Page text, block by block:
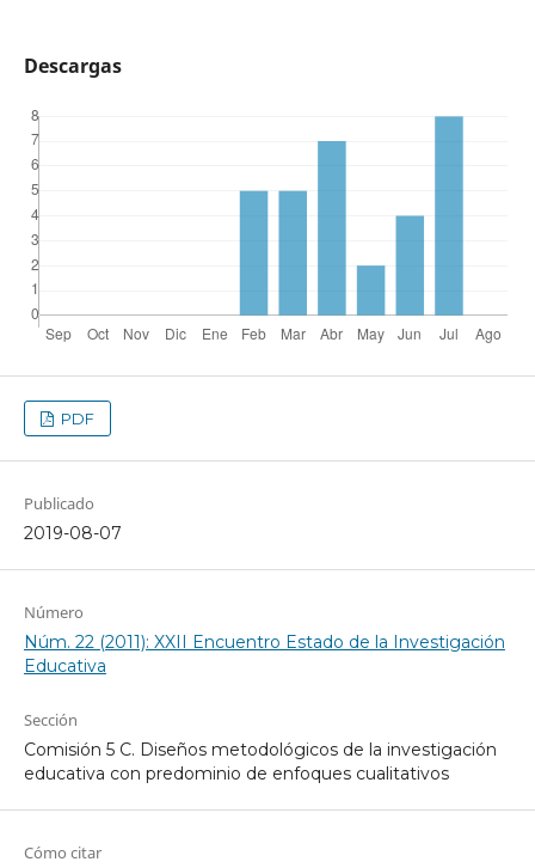
Descargas
PDF
Publicado
2019-08-07
Número
Núm. 22 (2011): XXII Encuentro Estado de la Investigación
Educativa
Sección
Comisión 5 C. Diseños metodológicos de la investigación
educativa con predominio de enfoques cualitativos
Cómo citar